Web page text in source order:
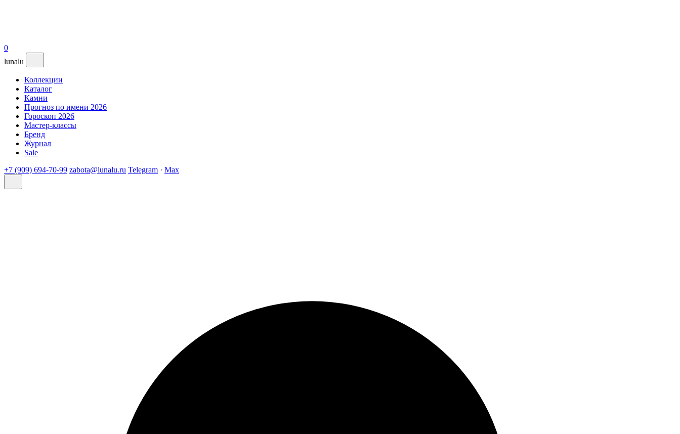
0
lunalu
Коллекции
Каталог
Камни
Прогноз по имени 2026
Гороскоп 2026
Мастер-классы
Бренд
Журнал
Sale
+7 (909) 694-70-99 zabota@lunalu.ru Telegram · Max